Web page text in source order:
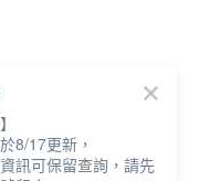
8/17更新，
訊可保留查詢，請先